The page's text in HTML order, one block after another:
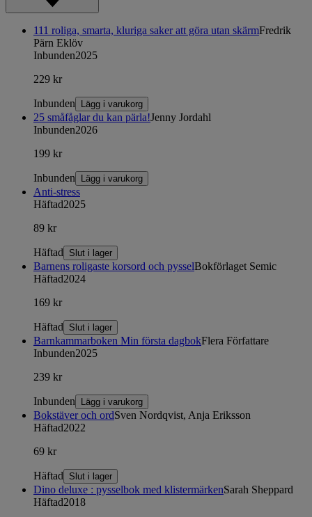
111 roliga, smarta, kluriga saker att göra utan skärmFredrik
Pärn Eklöv
Inbunden2025
229 kr
Inbunden Lägg i varukorg
25 småfåglar du kan pärla!Jenny Jordahl
Inbunden2026
199 kr
Inbunden Lägg i varukorg
Anti-stress
Häftad2025
89 kr
Häftad Slut i lager
Barnens roligaste korsord och pysselBokförlaget Semic
Häftad2024
169 kr
Häftad Slut i lager
Barnkammarboken Min första dagbokFlera Författare
Inbunden2025
239 kr
Inbunden Lägg i varukorg
Bokstäver och ordSven Nordqvist, Anja Eriksson
Häftad2022
69 kr
Häftad Slut i lager
Dino deluxe : pysselbok med klistermärkenSarah Sheppard
Häftad2018